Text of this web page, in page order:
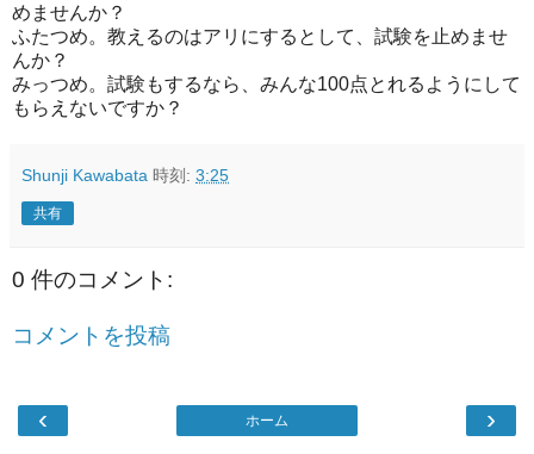
めませんか？
ふたつめ。教えるのはアリにするとして、試験を止めませ
んか？
みっつめ。試験もするなら、みんな100点とれるようにして
もらえないですか？
Shunji Kawabata 時刻: 3:25
共有
0 件のコメント:
コメントを投稿
‹ ›
ホーム